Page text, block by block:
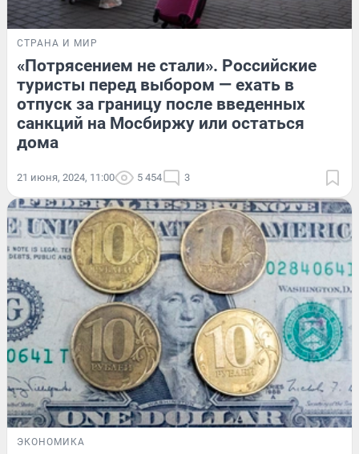
СТРАНА И МИР
«Потрясением не стали». Российские
туристы перед выбором — ехать в
отпуск за границу после введенных
санкций на Мосбиржу или остаться
дома
21 июня, 2024, 11:00 5 454 3
ЭКОНОМИКА